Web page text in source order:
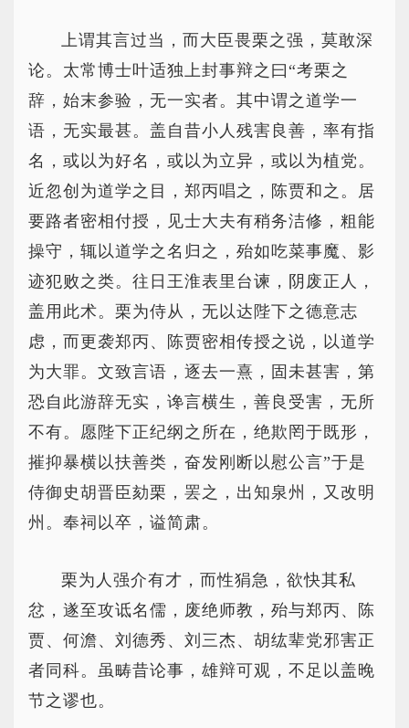
上谓其言过当，而大臣畏栗之强，莫敢深
论。太常博士叶适独上封事辩之曰“考栗之
辞，始末参验，无一实者。其中谓之道学一
语，无实最甚。盖自昔小人残害良善，率有指
名，或以为好名，或以为立异，或以为植党。
近忽创为道学之目，郑丙唱之，陈贾和之。居
要路者密相付授，见士大夫有稍务洁修，粗能
操守，辄以道学之名归之，殆如吃菜事魔、影
迹犯败之类。往日王淮表里台谏，阴废正人，
盖用此术。栗为侍从，无以达陛下之德意志
虑，而更袭郑丙、陈贾密相传授之说，以道学
为大罪。文致言语，逐去一熹，固未甚害，第
恐自此游辞无实，谗言横生，善良受害，无所
不有。愿陛下正纪纲之所在，绝欺罔于既形，
摧抑暴横以扶善类，奋发刚断以慰公言”于是
侍御史胡晋臣劾栗，罢之，出知泉州，又改明
州。奉祠以卒，谥简肃。
栗为人强介有才，而性狷急，欲快其私
忿，遂至攻诋名儒，废绝师教，殆与郑丙、陈
贾、何澹、刘德秀、刘三杰、胡纮辈党邪害正
者同科。虽畴昔论事，雄辩可观，不足以盖晚
节之谬也。